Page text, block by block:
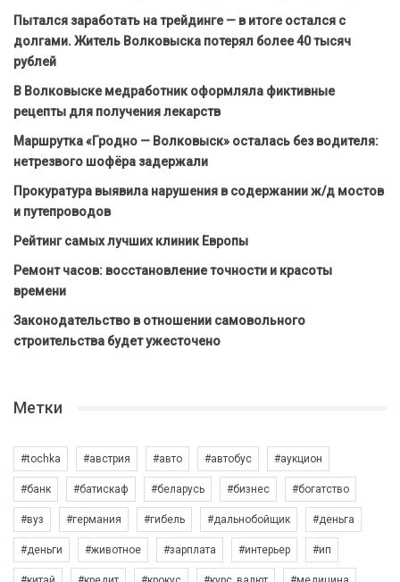
Пытался заработать на трейдинге — в итоге остался с
долгами. Житель Волковыска потерял более 40 тысяч
рублей
В Волковыске медработник оформляла фиктивные
рецепты для получения лекарств
Маршрутка «Гродно — Волковыск» осталась без водителя:
нетрезвого шофёра задержали
Прокуратура выявила нарушения в содержании ж/д мостов
и путепроводов
Рейтинг самых лучших клиник Европы
Ремонт часов: восстановление точности и красоты
времени
Законодательство в отношении самовольного
строительства будет ужесточено
Метки
#tochka #австрия #авто #автобус #аукцион
#банк #батискаф #беларусь #бизнес #богатство
#вуз #германия #гибель #дальнобойщик #деньга
#деньги #животное #зарплата #интерьер #ип